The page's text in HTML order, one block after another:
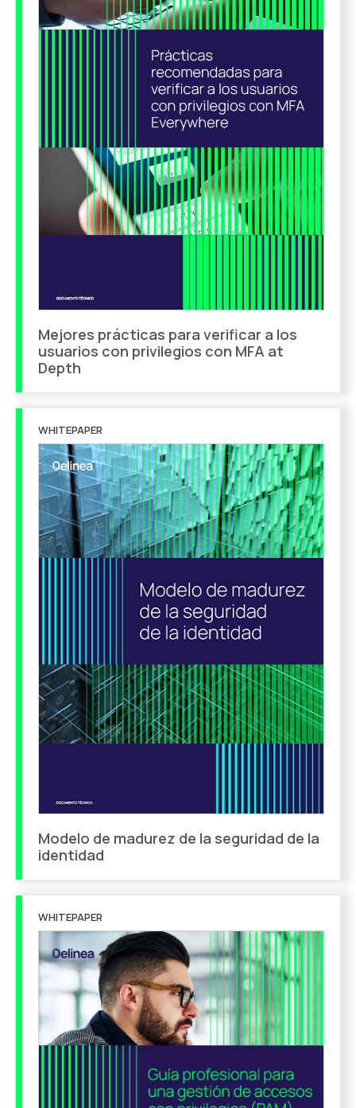
Mejores prácticas para verificar a los
usuarios con privilegios con MFA at
Depth
WHITEPAPER
Modelo de madurez de la seguridad de la
identidad
WHITEPAPER